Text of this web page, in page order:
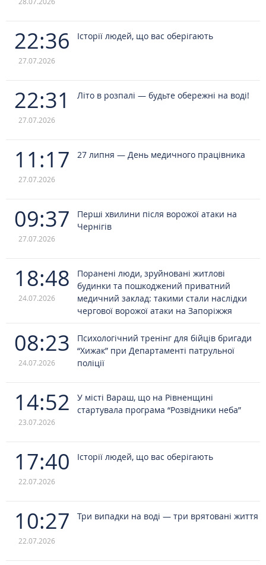
22:36
27.07.2026
Історії людей, що вас оберігають
22:31
27.07.2026
Літо в розпалі — будьте обережні на воді!
11:17
27.07.2026
27 липня — День медичного працівника
09:37
27.07.2026
Перші хвилини після ворожої атаки на
Чернігів
18:48
24.07.2026
Поранені люди, зруйновані житлові
будинки та пошкоджений приватний
медичний заклад: такими стали наслідки
чергової ворожої атаки на Запоріжжя
08:23
24.07.2026
Психологічний тренінг для бійців бригади
“Хижак” при Департаменті патрульної
поліції
14:52
23.07.2026
У місті Вараш, що на Рівненщині
стартувала програма “Розвідники неба”
17:40
22.07.2026
Історії людей, що вас оберігають
10:27
22.07.2026
Три випадки на воді — три врятовані життя